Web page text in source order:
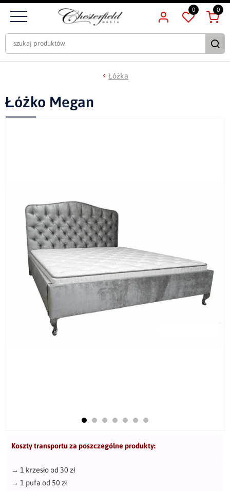
0 0
Łóżka
Łóżko Megan
Koszty transportu za poszczególne produkty:
→ 1 krzesło od 30 zł
→ 1 pufa od 50 zł